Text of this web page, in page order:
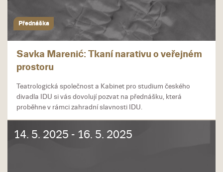
Přednáška
Savka Marenić: Tkaní narativu o veřejném
prostoru
Teatrologická společnost a Kabinet pro studium českého
divadla IDU si vás dovolují pozvat na přednášku, která
proběhne v rámci zahradní slavnosti IDU.
14. 5. 2025 - 16. 5. 2025